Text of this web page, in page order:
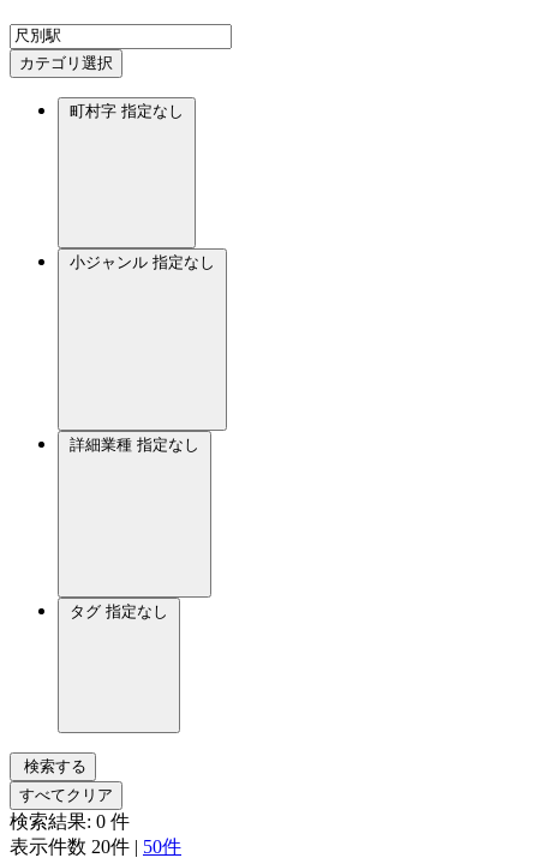
カテゴリ選択
町村字 指定なし
小ジャンル 指定なし
詳細業種 指定なし
タグ 指定なし
検索する
すべてクリア
検索結果: 0 件
表示件数 20件 | 50件